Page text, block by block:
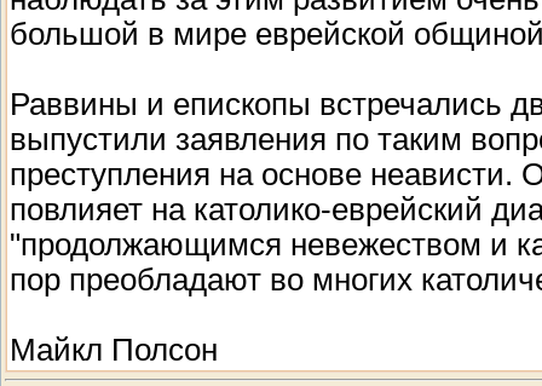
большой в мире еврейской
Раввины и епископы встречались
выпустили заявления по таким
преступления на основе неависти.
повлияет на католико-еврейский
"продолжающимся невежеством и
пор преобладают во многих
Майкл Полсон